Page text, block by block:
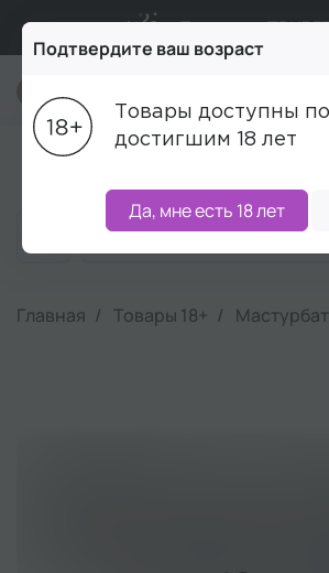
Промокод
Подарки в каждый заказ
Блог Акции Бренды
Главная Товары 18+
Подтвердите ваш возраст
Товары доступны
достигшим 18 лет
Да, мне есть 18 лет